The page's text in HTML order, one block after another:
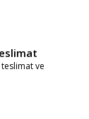
ve